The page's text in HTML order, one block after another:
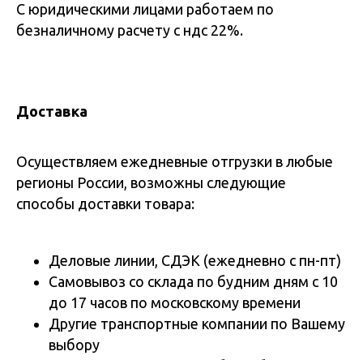
С юридическими лицами работаем по
безналичному расчету с ндс 22%.
Доставка
Осуществляем ежедневные отгрузки в любые
регионы России, возможны следующие
способы доставки товара:
Деловые линии, СДЭК (ежедневно с пн-пт)
Самовывоз со склада по будним дням с 10
до 17 часов по московскому времени
Другие транспортные компании по Вашему
выбору